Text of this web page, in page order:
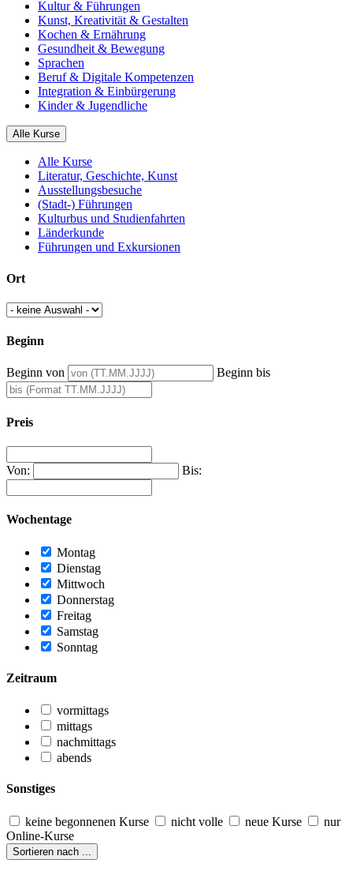
Kultur & Führungen
Kunst, Kreativität & Gestalten
Kochen & Ernährung
Gesundheit & Bewegung
Sprachen
Beruf & Digitale Kompetenzen
Integration & Einbürgerung
Kinder & Jugendliche
Alle Kurse
Alle Kurse
Literatur, Geschichte, Kunst
Ausstellungsbesuche
(Stadt-) Führungen
Kulturbus und Studienfahrten
Länderkunde
Führungen und Exkursionen
Ort
Beginn
Beginn von Beginn bis
Preis
Von: Bis:
Wochentage
Montag
Dienstag
Mittwoch
Donnerstag
Freitag
Samstag
Sonntag
Zeitraum
vormittags
mittags
nachmittags
abends
Sonstiges
keine begonnenen Kurse nicht volle neue Kurse
nur
Online-Kurse
Sortieren nach ...